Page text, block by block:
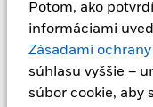
Potom, ako
informáciami
Zásadami
súhlasu vyššie –
súbor cookie, aby
úverové riziko sú dve
nástrojov s pevným
sadzieb dochádza k
hodnoty dlhopisov.
emitent dlhopisu
svoje záväzky zo